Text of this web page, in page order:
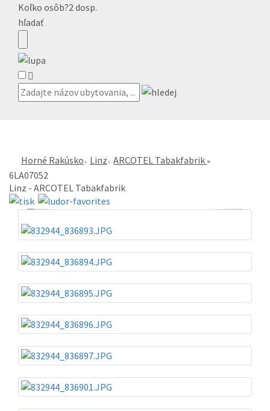
Koľko osôb?2 dosp.
hľadať
Horné Rakúsko Linz ARCOTEL Tabakfabrik
6LA07052
Linz - ARCOTEL Tabakfabrik